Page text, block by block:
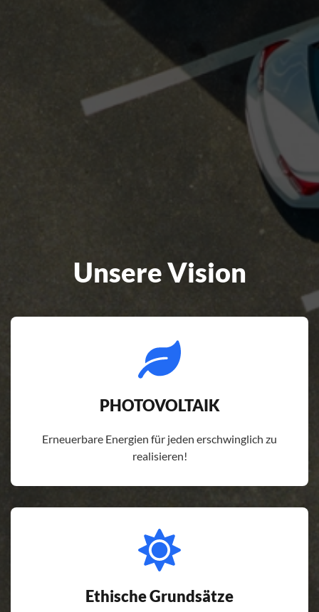
Unsere Vision
PHOTOVOLTAIK
Erneuerbare Energien für jeden erschwinglich zu
realisieren!
Ethische Grundsätze